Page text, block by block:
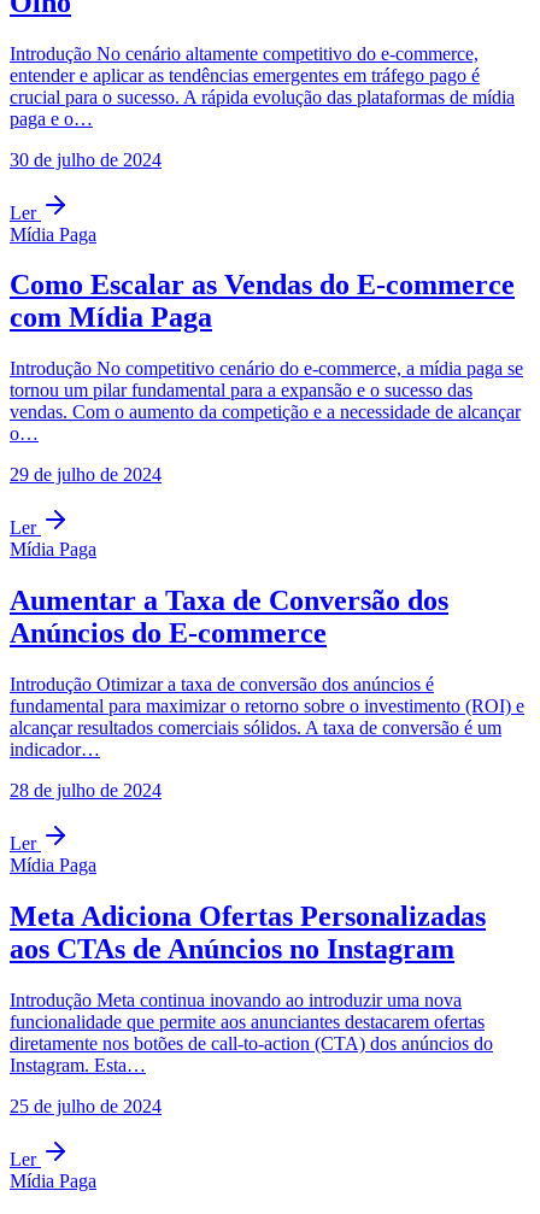
Introdução No cenário altamente competitivo do e-commerce,
entender e aplicar as tendências emergentes em tráfego pago é
crucial para o sucesso. A rápida evolução das plataformas de mídia
paga e o…
30 de julho de 2024
Ler
Mídia Paga
Como Escalar as Vendas do E-commerce
com Mídia Paga
Introdução No competitivo cenário do e-commerce, a mídia paga se
tornou um pilar fundamental para a expansão e o sucesso das
vendas. Com o aumento da competição e a necessidade de alcançar
o…
29 de julho de 2024
Ler
Mídia Paga
Aumentar a Taxa de Conversão dos
Anúncios do E-commerce
Introdução Otimizar a taxa de conversão dos anúncios é
fundamental para maximizar o retorno sobre o investimento (ROI) e
alcançar resultados comerciais sólidos. A taxa de conversão é um
indicador…
28 de julho de 2024
Ler
Mídia Paga
Meta Adiciona Ofertas Personalizadas
aos CTAs de Anúncios no Instagram
Introdução Meta continua inovando ao introduzir uma nova
funcionalidade que permite aos anunciantes destacarem ofertas
diretamente nos botões de call-to-action (CTA) dos anúncios do
Instagram. Esta…
25 de julho de 2024
Ler
Mídia Paga